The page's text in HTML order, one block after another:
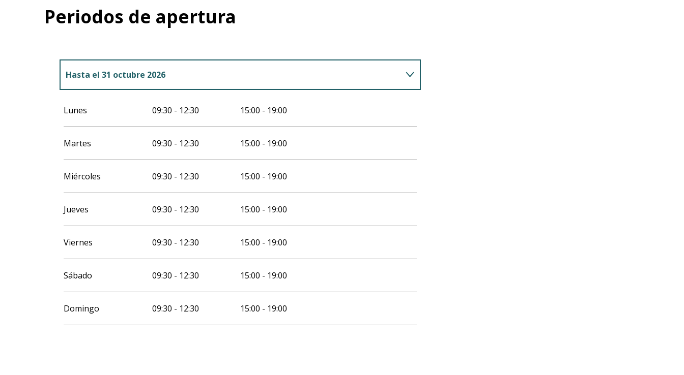
Periodos de apertura
Hasta el 31 octubre 2026
Lunes 09:30 - 12:30 15:00 - 19:00
Martes 09:30 - 12:30 15:00 - 19:00
Miércoles 09:30 - 12:30 15:00 - 19:00
Jueves 09:30 - 12:30 15:00 - 19:00
Viernes 09:30 - 12:30 15:00 - 19:00
Sábado 09:30 - 12:30 15:00 - 19:00
Domingo 09:30 - 12:30 15:00 - 19:00